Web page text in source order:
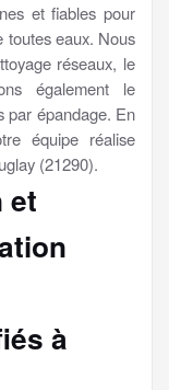
et fiables pour
toutes eaux. Nous
réseaux, le
également le
par épandage. En
équipe réalise
(21290).
et
à